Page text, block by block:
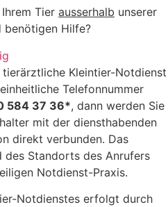
Tier ausserhalb unserer
benötigen Hilfe?
Kleintier-Notdienst
einheitliche Telefonnummer
584 37 36*, dann werden Sie
mit der diensthabenden
direkt verbunden. Das
Standorts des Anrufers
Notdienst-Praxis.
Notdienstes erfolgt durch